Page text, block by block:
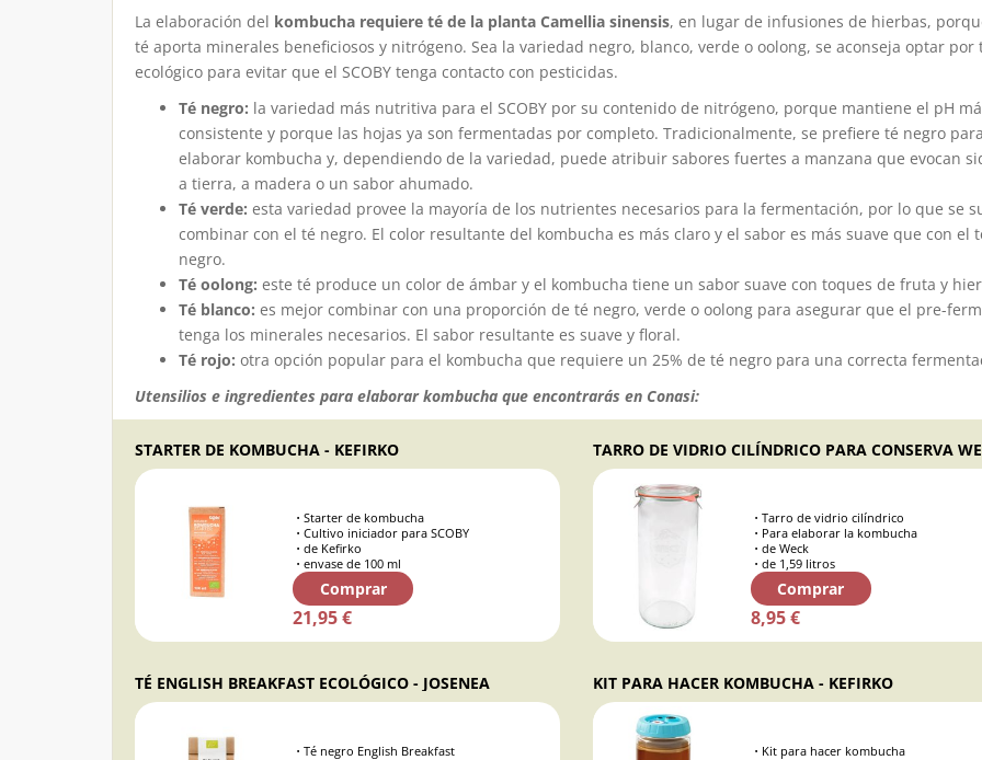
La elaboración del kombucha requiere té de la planta Camellia sinensis, en lugar de infusiones de hierbas,
té aporta minerales beneficiosos y nitrógeno. Sea la variedad negro, blanco, verde o oolong, se aconseja optar por
ecológico para evitar que el SCOBY tenga contacto con pesticidas.
Té negro: la variedad más nutritiva para el SCOBY por su contenido de nitrógeno, porque mantiene el pH
consistente y porque las hojas ya son fermentadas por completo. Tradicionalmente, se prefiere té negro
elaborar kombucha y, dependiendo de la variedad, puede atribuir sabores fuertes a manzana que evocan
a tierra, a madera o un sabor ahumado.
Té verde: esta variedad provee la mayoría de los nutrientes necesarios para la fermentación, por lo que se
combinar con el té negro. El color resultante del kombucha es más claro y el sabor es más suave que con el
negro.
Té oolong: este té produce un color de ámbar y el kombucha tiene un sabor suave con toques de fruta y
Té blanco: es mejor combinar con una proporción de té negro, verde o oolong para asegurar que el pre-
tenga los minerales necesarios. El sabor resultante es suave y floral.
Té rojo: otra opción popular para el kombucha que requiere un 25% de té negro para una correcta
Utensilios e ingredientes para elaborar kombucha que encontrarás en Conasi:
STARTER DE KOMBUCHA - KEFIRKO
Starter de kombucha
Cultivo iniciador para SCOBY
de Kefirko
envase de 100 ml
Comprar
21,95 €
Tarro de vidrio cilíndrico
Para elaborar la kombucha
de Weck
de 1,59 litros
Comprar
8,95 €
TÉ ENGLISH BREAKFAST ECOLÓGICO - JOSENEA
Té negro English Breakfast
KIT PARA HACER KOMBUCHA - KEFIRKO
Kit para hacer kombucha